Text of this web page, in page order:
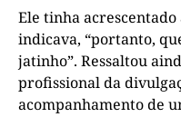
Ele tinha
indicava, “portanto,
jatinho”. Ressaltou
profissional da
acompanhamento de